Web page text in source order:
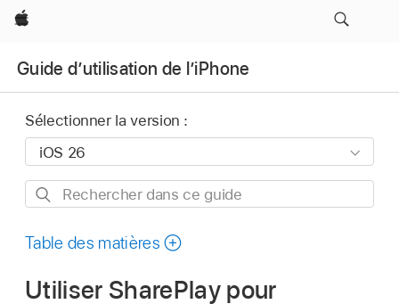
Apple
Guide d’utilisation de l’iPhone
Sélectionner la version :
Rechercher
ce
Table des matières
Utiliser SharePlay pour